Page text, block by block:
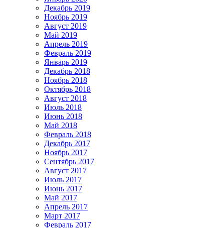
Декабрь 2019
Ноябрь 2019
Август 2019
Май 2019
Апрель 2019
Февраль 2019
Январь 2019
Декабрь 2018
Ноябрь 2018
Октябрь 2018
Август 2018
Июль 2018
Июнь 2018
Май 2018
Февраль 2018
Декабрь 2017
Ноябрь 2017
Сентябрь 2017
Август 2017
Июль 2017
Июнь 2017
Май 2017
Апрель 2017
Март 2017
Февраль 2017